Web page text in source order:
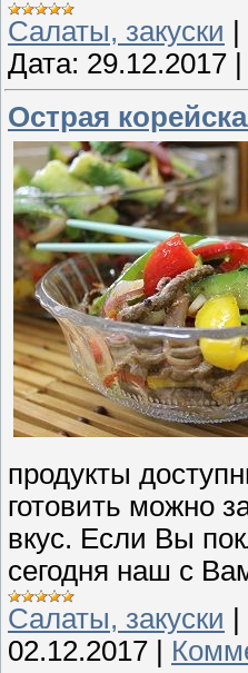
Cалаты, закуски
Дата: 29.12.2017
Острая
продукты
готовить можно
вкус. Если Вы
сегодня наш с
Cалаты, закуски |
02.12.2017 |